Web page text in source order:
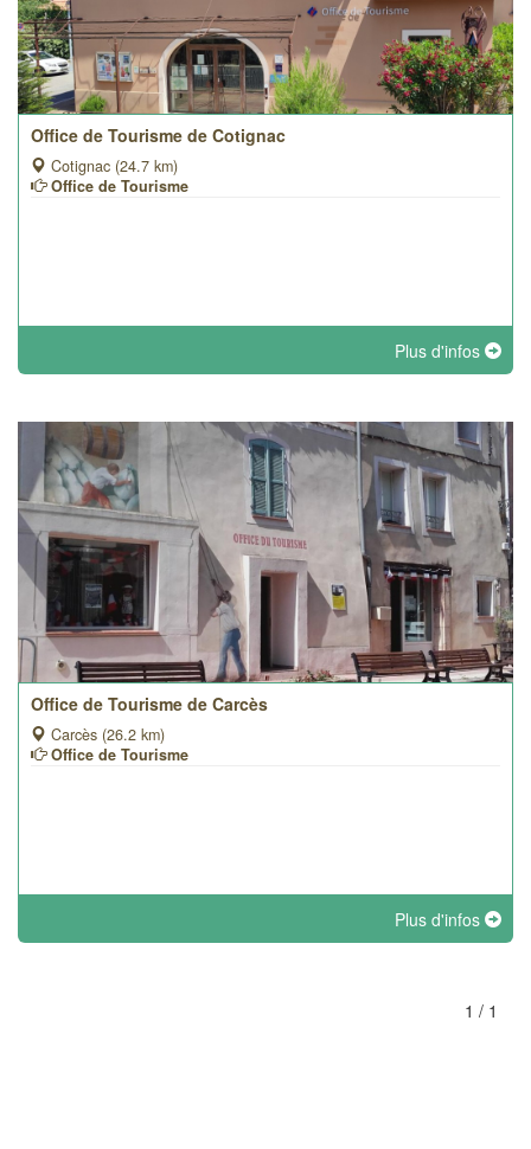
Office de Tourisme de Cotignac
Cotignac (24.7 km)
Office de Tourisme
Plus d'infos
Office de Tourisme de Carcès
Carcès (26.2 km)
Office de Tourisme
Plus d'infos
1 / 1